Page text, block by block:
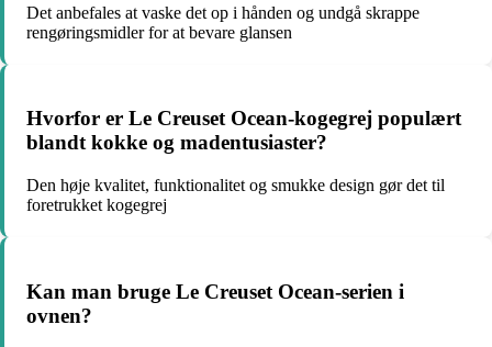
Det anbefales at vaske det op i hånden og undgå skrappe
rengøringsmidler for at bevare glansen
Hvorfor er Le Creuset Ocean-kogegrej populært
blandt kokke og madentusiaster?
Den høje kvalitet, funktionalitet og smukke design gør det til
foretrukket kogegrej
Kan man bruge Le Creuset Ocean-serien i
ovnen?